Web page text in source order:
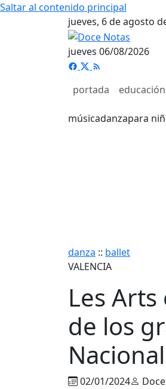
Saltar al contenido principal
jueves, 6 de agosto
jueves 06/08/2026
portada educación
músicadanzapara
danza :: ballet
VALENCIA
Les
de los
02/01/2024